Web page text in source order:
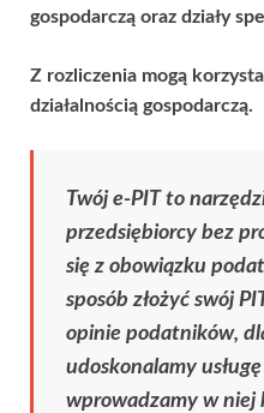
gospodarczą oraz działy
Z rozliczenia mogą
działalnością gospodarczą.
Twój e-PIT to
przedsiębiorcy bez
się z obowiązku
sposób złożyć swój
opinie podatników,
udoskonalamy
wprowadzamy w niej